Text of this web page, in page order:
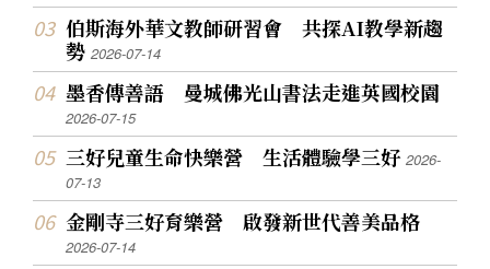
伯斯海外華文教師研習會 共探AI教學新趨
勢2026-07-14
墨香傳善語 曼城佛光山書法走進英國校園
2026-07-15
三好兒童生命快樂營 生活體驗學三好2026-
07-13
金剛寺三好育樂營 啟發新世代善美品格
2026-07-14